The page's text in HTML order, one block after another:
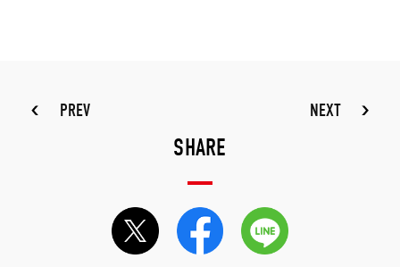
PREV NEXT
SHARE